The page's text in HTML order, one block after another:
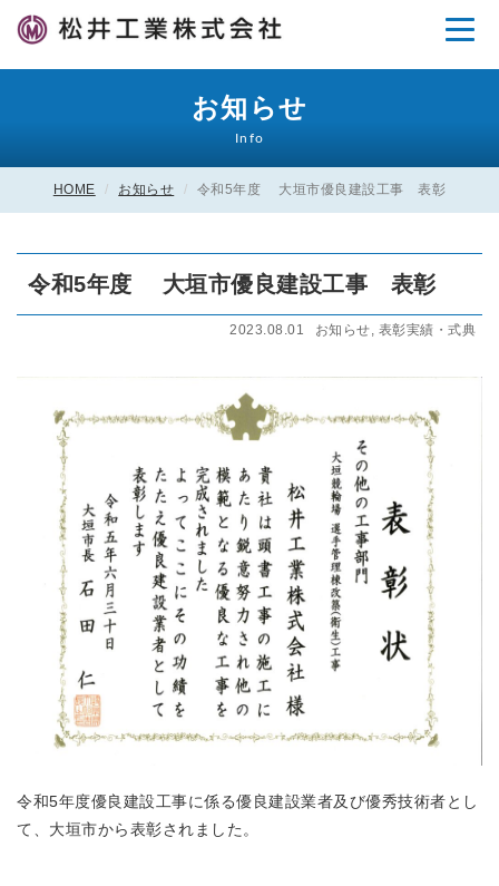
Toggle
お知らせ
Info
HOME お知らせ 令和5年度 大垣市優良建設工事 表彰
令和5年度 大垣市優良建設工事 表彰
2023.08.01 お知らせ 表彰実績・式典
令和5年度優良建設工事に係る優良建設業者及び優秀技術者とし
て、大垣市から表彰されました。